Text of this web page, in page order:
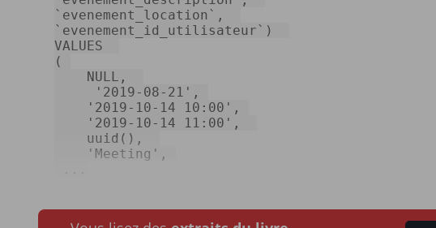
`evenement_location`
`evenement_id_utilisateur` )
VALUES
(
NULL,
'2019-08-21' ,
'2019-10-14 10:00' ,
'2019-10-14 11:00' ,
uuid(),
'Meeting' ,